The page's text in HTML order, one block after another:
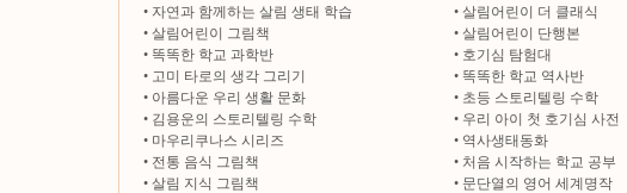
• 자연과 함께하는 살림 생태 학습 • 살림어린이 더 클래식
• 살림어린이 그림책 • 살림어린이 단행본
• 똑똑한 학교 과학반 • 호기심 탐험대
• 고미 타로의 생각 그리기 • 똑똑한 학교 역사반
• 아름다운 우리 생활 문화 • 초등 스토리텔링 수학
• 김용운의 스토리텔링 수학 • 우리 아이 첫 호기심 사전
• 마우리쿠나스 시리즈 • 역사생태동화
• 전통 음식 그림책 • 처음 시작하는 학교 공부
• 살림 지식 그림책 • 문단열의 영어 세계명작